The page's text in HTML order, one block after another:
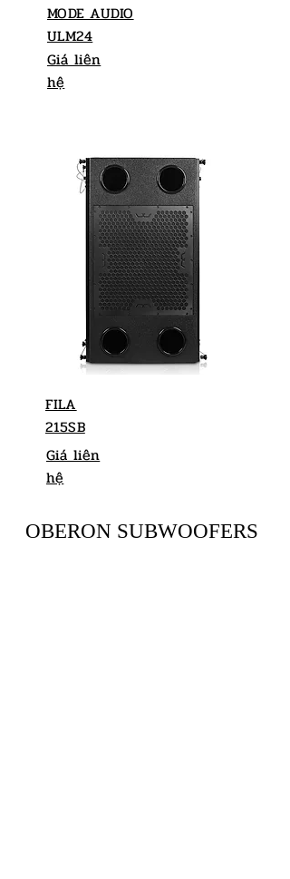
MODE AUDIO
ULM24
Giá liên
hệ
FILA
215SB
Giá liên
hệ
OBERON SUBWOOFERS